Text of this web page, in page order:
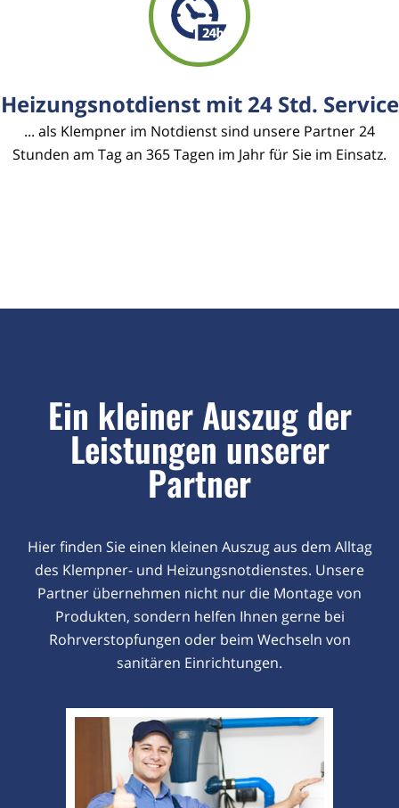
Heizungsnotdienst mit 24 Std. Service
... als Klempner im Notdienst sind unsere Partner 24
Stunden am Tag an 365 Tagen im Jahr für Sie im Einsatz.
Ein kleiner Auszug der
Leistungen unserer
Partner
Hier finden Sie einen kleinen Auszug aus dem Alltag
des Klempner- und Heizungsnotdienstes. Unsere
Partner übernehmen nicht nur die Montage von
Produkten, sondern helfen Ihnen gerne bei
Rohrverstopfungen oder beim Wechseln von
sanitären Einrichtungen.